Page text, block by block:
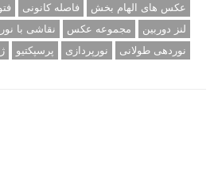
عکس های الهام بخش
فاصله کانونی
لنز دوربین
مجموعه عکس نقاشی با نور
نوردهی طولانی
نورپردازی پرسپکتیو